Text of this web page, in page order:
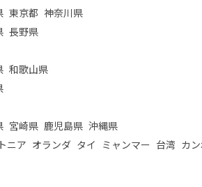
東京都 神奈川県
長野県
和歌山県
宮崎県 鹿児島県 沖縄県
ニア オランダ タイ ミャンマー 台湾 カ